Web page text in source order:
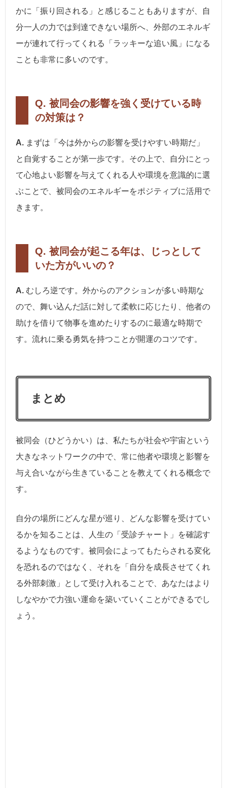
かに「振り回される」と感じることもありますが、自
分一人の力では到達できない場所へ、外部のエネルギ
ーが連れて行ってくれる「ラッキーな追い風」になる
ことも非常に多いのです。
Q. 被同会の影響を強く受けている時
の対策は？
A. まずは「今は外からの影響を受けやすい時期だ」
と自覚することが第一歩です。その上で、自分にとっ
て心地よい影響を与えてくれる人や環境を意識的に選
ぶことで、被同会のエネルギーをポジティブに活用で
きます。
Q. 被同会が起こる年は、じっとして
いた方がいいの？
A. むしろ逆です。外からのアクションが多い時期な
ので、舞い込んだ話に対して柔軟に応じたり、他者の
助けを借りて物事を進めたりするのに最適な時期で
す。流れに乗る勇気を持つことが開運のコツです。
まとめ
被同会（ひどうかい）は、私たちが社会や宇宙という
大きなネットワークの中で、常に他者や環境と影響を
与え合いながら生きていることを教えてくれる概念で
す。
自分の場所にどんな星が巡り、どんな影響を受けてい
るかを知ることは、人生の「受診チャート」を確認す
るようなものです。被同会によってもたらされる変化
を恐れるのではなく、それを「自分を成長させてくれ
る外部刺激」として受け入れることで、あなたはより
しなやかで力強い運命を築いていくことができるでし
ょう。